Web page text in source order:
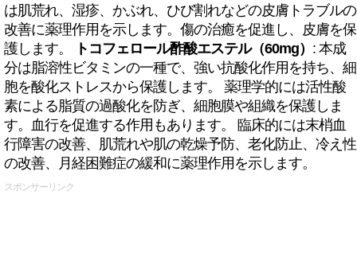
は肌荒れ、湿疹、かぶれ、ひび割れなどの皮膚トラブルの
改善に薬理作用を示します。傷の治癒を促進し、皮膚を保
護します。
トコフェロール酢酸エステル（60mg） : 本成
分は脂溶性ビタミンの一種で、強い抗酸化作用を持ち、細
胞を酸化ストレスから保護します。 薬理学的には活性酸
素による脂質の過酸化を防ぎ、細胞膜や組織を保護しま
す。血行を促進する作用もあります。 臨床的には末梢血
行障害の改善、肌荒れや肌の乾燥予防、老化防止、冷え性
の改善、月経困難症の緩和に薬理作用を示します。
スポンサーリンク